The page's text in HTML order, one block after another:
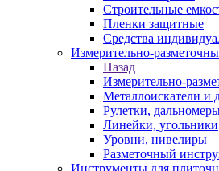
Строительные
Пленки защитные
Средства
Измерительно-
Назад
Измерительно-
Металлоискатели и
Рулетки,
Линейки, угольники
Уровни, нивелиры
Разметочный
Инструменты для